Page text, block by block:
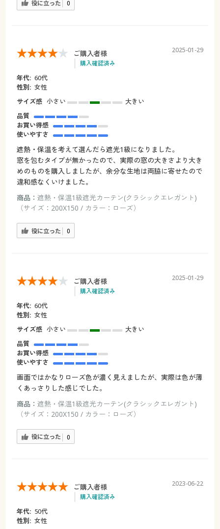
役に立った 0
ご購入者様
購入確認済み
2025-01-29
年代: 60代
性別: 女性
サイズ感 小さい
大きい
品質
お買い得感
使いやすさ
遮熱・保温を考えて選んだら遮光1級になりました。
窓を包むタイプが無かったので、実際の窓の大きさより大き
めのものを購入しましたが、余分な生地は両脇に寄せたので
違和感なくいけました。
商品： 遮熱・保温1級遮光カーテン(クラシックエレガント)
（サイズ：200X150 / カラー：ローズ）
役に立った 0
ご購入者様
購入確認済み
2025-01-29
年代: 60代
性別: 女性
サイズ感 小さい
大きい
品質
お買い得感
使いやすさ
画面ではかなりローズ色が濃く見えましたが、実際は色が薄
くあっさりした感じでした。
商品： 遮熱・保温1級遮光カーテン(クラシックエレガント)
（サイズ：200X150 / カラー：ローズ）
役に立った 0
ご購入者様
購入確認済み
2023-06-22
年代: 50代
性別: 女性